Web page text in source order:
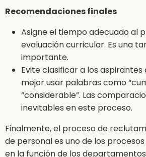
Recomendaciones finales
Asigne el tiempo adecuado al
evaluación curricular. Es una
importante.
Evite clasificar a los aspirantes
mejor usar palabras como
“considerable”. Las
inevitables en este proceso.
Finalmente, el proceso de
de personal es uno de los
en la función de los